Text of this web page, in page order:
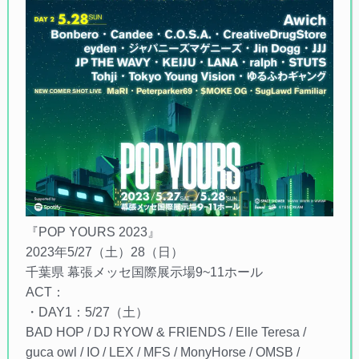
『POP YOURS 2023』
2023年5/27（土）28（日）
千葉県 幕張メッセ国際展示場9~11ホール
ACT：
・DAY1：5/27（土）
BAD HOP / DJ RYOW & FRIENDS / Elle Teresa /
guca owl / IO / LEX / MFS / MonyHorse / OMSB /